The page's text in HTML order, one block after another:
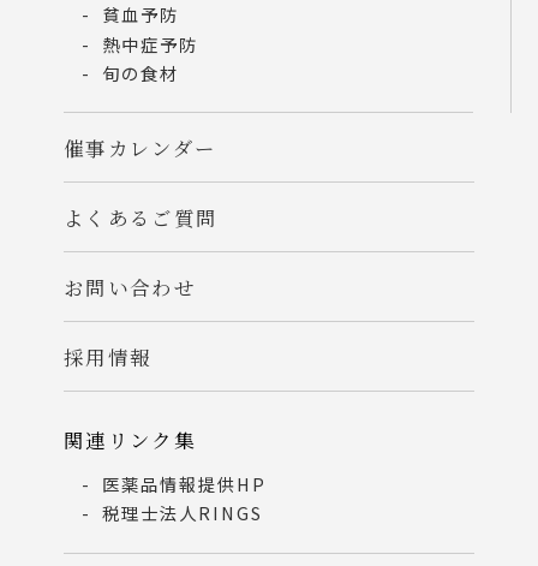
貧血予防
熱中症予防
旬の食材
催事カレンダー
よくあるご質問
お問い合わせ
採用情報
関連リンク集
医薬品情報提供HP
税理士法人RINGS